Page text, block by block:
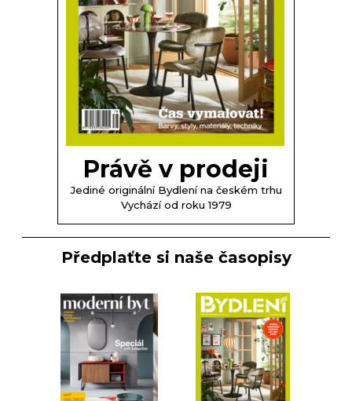
Právě v prodeji
Jediné originální Bydlení na českém trhu
Vychází od roku 1979
Předplaťte si naše časopisy